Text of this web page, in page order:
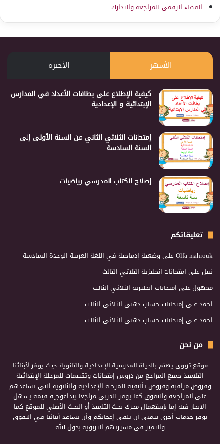
الفضاء الرقمي للمراجعة والتدارك
الأشهر الأخيرة
كيفية الإطلاع على بطاقات الأعداد في المدارس
الإبتدائية و الإعدادية
إمتحانات الثلاثي الثاني من السنة الأولى إلى
السنة السادسة
إصلاح الكتاب المدرسي رياضيات
تعليقاتكم
Olfa mahroukعلى وضعية إدماجية في اللغة العربية الوحدة السادسة
نبيلعلى امتحانات انجليزية الثلاثي الثالث
مجهولعلى امتحانات انجليزية الثلاثي الثالث
احمدعلى إمتحانات حساب ذهني الثلاثي الثالث
احمدعلى إمتحانات حساب ذهني الثلاثي الثالث
من نحن
موقع تربوي يهتم بالحياة المدرسية الإعدادية والثانوية حيث يوفر لأبنائنا
التلاميذ جميع المراجع من دروس إمتحانات وتقييمات للمرحلة الإبتدائية
وفروض مراقبة وفروض تأليفية للمرحلة الإعدادية والثانوية التي تساعدهم
على المراجعة والتفوق كما يوفر للمربي مراجعا بيداغوجية قيمة يسهل
الابحار فيه إما بإستعمال محرك بحث التلميذ أو البحث الأصلي للموقع كما
نوفر خدمات أخرى نتمنى أن تلقى إعجابكم وأن تساعد أبنائنا في التفوق
والتميز في مسيرتهم التربوية بحول الله